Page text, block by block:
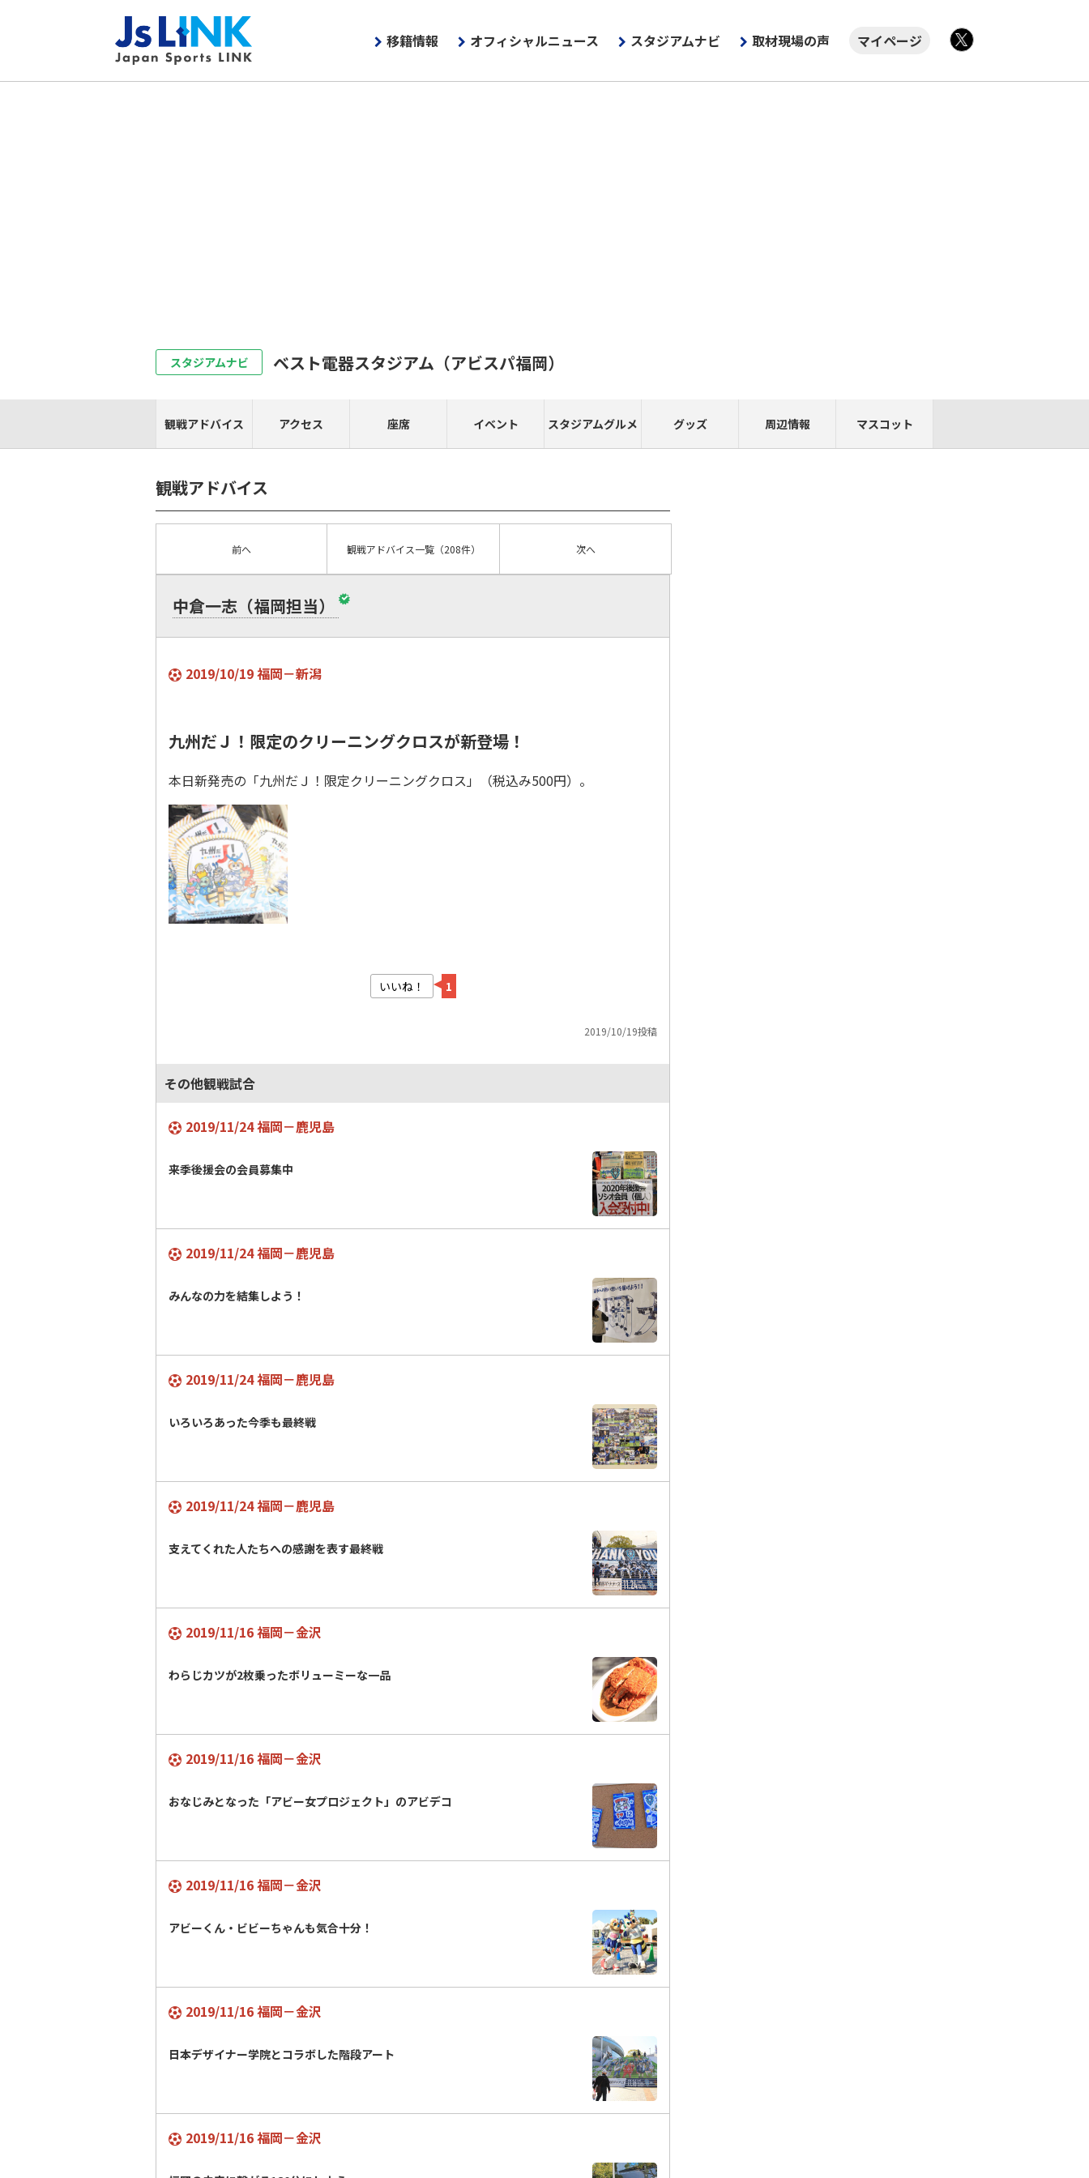
移籍情報 オフィシャルニュース スタジアムナビ 取材現場の声
マイページ
スタジアムナビ ベスト電器スタジアム （アビスパ福岡）
観戦アドバイス アクセス 座席 イベント スタジアムグルメ グッズ 周辺情報 マスコット
観戦アドバイス
前へ 観戦アドバイス一覧（208件） 次へ
中倉一志（福岡担当）
2019/10/19 福岡－新潟
九州だＪ！限定のクリーニングクロスが新登場！
本日新発売の「九州だＪ！限定クリーニングクロス」（税込み500円）。
いいね！ 1
2019/10/19投稿
その他観戦試合
2019/11/24 福岡－鹿児島
来季後援会の会員募集中
2019/11/24 福岡－鹿児島
みんなの力を結集しよう！
2019/11/24 福岡－鹿児島
いろいろあった今季も最終戦
2019/11/24 福岡－鹿児島
支えてくれた人たちへの感謝を表す最終戦
2019/11/16 福岡－金沢
わらじカツが2枚乗ったボリューミーな一品
2019/11/16 福岡－金沢
おなじみとなった「アビー女プロジェクト」のアビデコ
2019/11/16 福岡－金沢
アビーくん・ビビーちゃんも気合十分！
2019/11/16 福岡－金沢
日本デザイナー学院とコラボした階段アート
2019/11/16 福岡－金沢